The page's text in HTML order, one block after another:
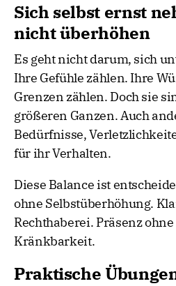
Sich selbst ernst
nicht überhöhen
Es geht nicht darum, sich
Ihre Gefühle zählen. Ihre
Grenzen zählen. Doch sie
größeren Ganzen. Auch
Bedürfnisse,
für ihr Verhalten.
Diese Balance ist
ohne Selbstüberhöhung.
Rechthaberei. Präsenz
Kränkbarkeit.
Praktische